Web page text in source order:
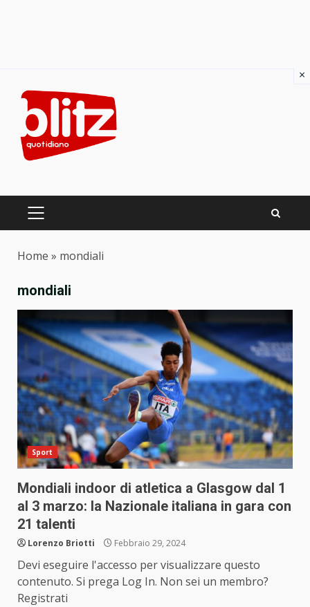
content
PRIMARY
Home » mondiali
mondiali
Sport
Mondiali indoor di atletica a Glasgow dal 1
al 3 marzo: la Nazionale italiana in gara con
21 talenti
Lorenzo Briotti Febbraio 29, 2024
Devi eseguire l'accesso per visualizzare questo
contenuto. Si prega Log In. Non sei un membro?
Registrati
×